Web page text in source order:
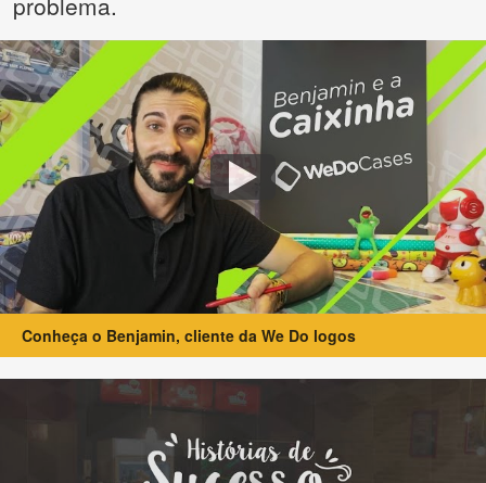
Conheça o Benjamin, cliente da We Do logos